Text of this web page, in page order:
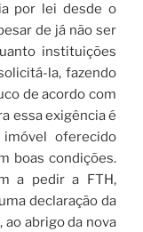
por lei desde o
de já não ser
instituições
la, fazendo
de acordo com
essa exigência é
oferecido
boas condições.
a pedir a FTH,
declaração da
abrigo da nova